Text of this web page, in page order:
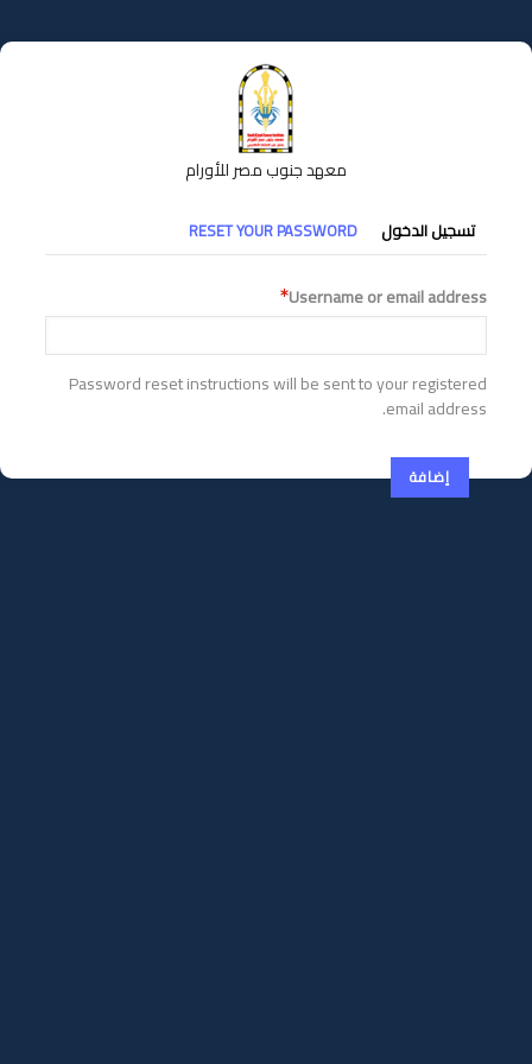
إلى
المحتوى
معهد جنوب مصر للأورام
التبويبات
الأساسية
تسجيل الدخول RESET YOUR PASSWORD
Username or email address
Password reset instructions will be sent to your registered
email address.